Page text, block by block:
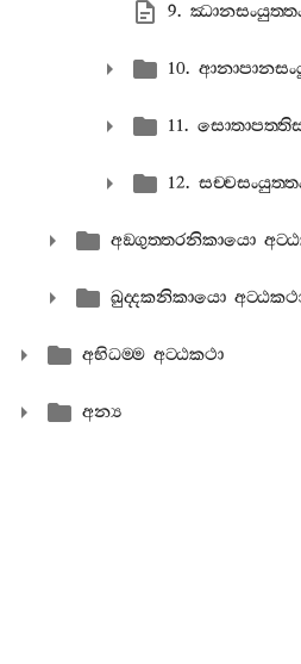
9.
10.
11.
12.
අඞ‍්ගුත‍්තරනිකායො
ඛුද‍්දකනිකායො
අභිධම‍්ම අට‍්ඨකථා
අන්‍ය